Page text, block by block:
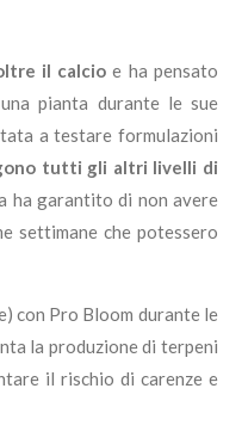
il calcio e ha pensato
pianta durante le sue
a testare formulazioni
tutti gli altri livelli di
ha garantito di non avere
settimane che potessero
con Pro Bloom durante le
la produzione di terpeni
il rischio di carenze e